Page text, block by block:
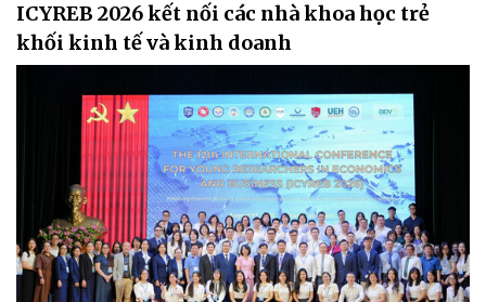
ICYREB 2026 kết nối các nhà khoa học trẻ
khối kinh tế và kinh doanh